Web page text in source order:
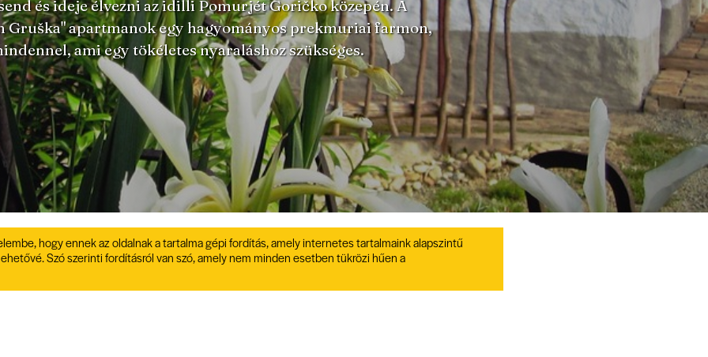
és ideje élvezni az idilli Pomurjét Goričko közepén. A
Gruška" apartmanok egy hagyományos prekmuriai farmon,
ami egy tökéletes nyaraláshoz szükséges.
hogy ennek az oldalnak a tartalma gépi fordítás, amely internetes tartalmaink alapszintű
Szó szerinti fordításról van szó, amely nem minden esetben tükrözi hűen a